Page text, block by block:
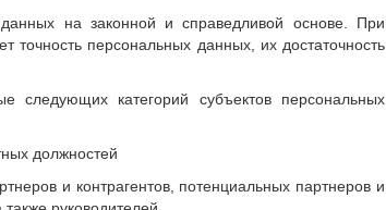
на законной и справедливой основе. При
точность персональных данных, их достаточность
следующих категорий субъектов персональных
должностей
и контрагентов, потенциальных партнеров и